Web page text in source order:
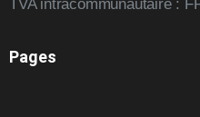
TVA intracommunautaire :
Pages